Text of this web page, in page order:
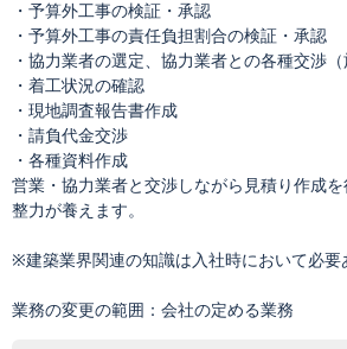
・予算外工事の検証・承認
・予算外工事の責任負担割合の検証・承認
・協力業者の選定、協力業者との各種交渉（
・着工状況の確認
・現地調査報告書作成
・請負代金交渉
・各種資料作成
営業・協力業者と交渉しながら見積り作成
整力が養えます。
※建築業界関連の知識は入社時において必要
業務の変更の範囲：会社の定める業務